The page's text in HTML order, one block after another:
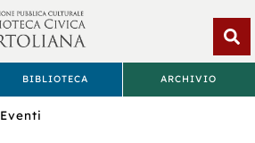
BIBLIOTECA ARCHIVIO
Bertoliana
Eventi